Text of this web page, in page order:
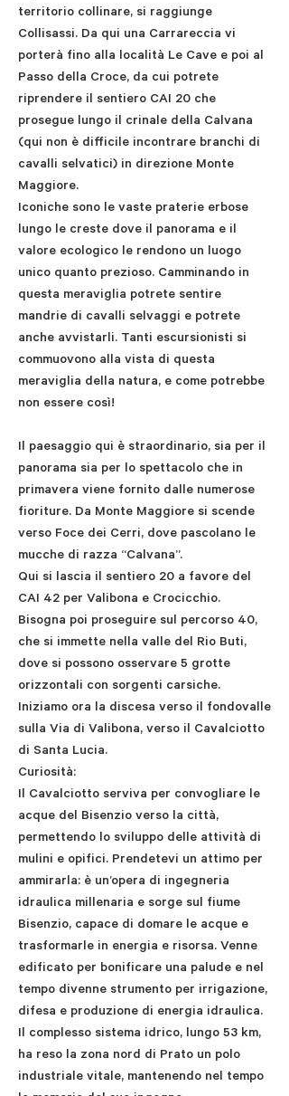
territorio collinare, si raggiunge
Collisassi. Da qui una Carrareccia vi
porterà fino alla località Le Cave e poi al
Passo della Croce, da cui potrete
riprendere il sentiero CAI 20 che
prosegue lungo il crinale della Calvana
(qui non è difficile incontrare branchi di
cavalli selvatici) in direzione Monte
Maggiore.
Iconiche sono le vaste praterie erbose
lungo le creste dove il panorama e il
valore ecologico le rendono un luogo
unico quanto prezioso. Camminando in
questa meraviglia potrete sentire
mandrie di cavalli selvaggi e potrete
anche avvistarli. Tanti escursionisti si
commuovono alla vista di questa
meraviglia della natura, e come potrebbe
non essere così!
Il paesaggio qui è straordinario, sia per il
panorama sia per lo spettacolo che in
primavera viene fornito dalle numerose
fioriture. Da Monte Maggiore si scende
verso Foce dei Cerri, dove pascolano le
mucche di razza “Calvana”.
Qui si lascia il sentiero 20 a favore del
CAI 42 per Valibona e Crocicchio.
Bisogna poi proseguire sul percorso 40,
che si immette nella valle del Rio Buti,
dove si possono osservare 5 grotte
orizzontali con sorgenti carsiche.
Iniziamo ora la discesa verso il fondovalle
sulla Via di Valibona, verso il Cavalciotto
di Santa Lucia.
Curiosità:
Il Cavalciotto serviva per convogliare le
acque del Bisenzio verso la città,
permettendo lo sviluppo delle attività di
mulini e opifici. Prendetevi un attimo per
ammirarla: è un’opera di ingegneria
idraulica millenaria e sorge sul fiume
Bisenzio, capace di domare le acque e
trasformarle in energia e risorsa. Venne
edificato per bonificare una palude e nel
tempo divenne strumento per irrigazione,
difesa e produzione di energia idraulica.
Il complesso sistema idrico, lungo 53 km,
ha reso la zona nord di Prato un polo
industriale vitale, mantenendo nel tempo